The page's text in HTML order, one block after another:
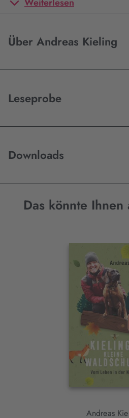
Über Andreas Kieling
Leseprobe
Downloads
Das könnte
Interaktives
Andreas